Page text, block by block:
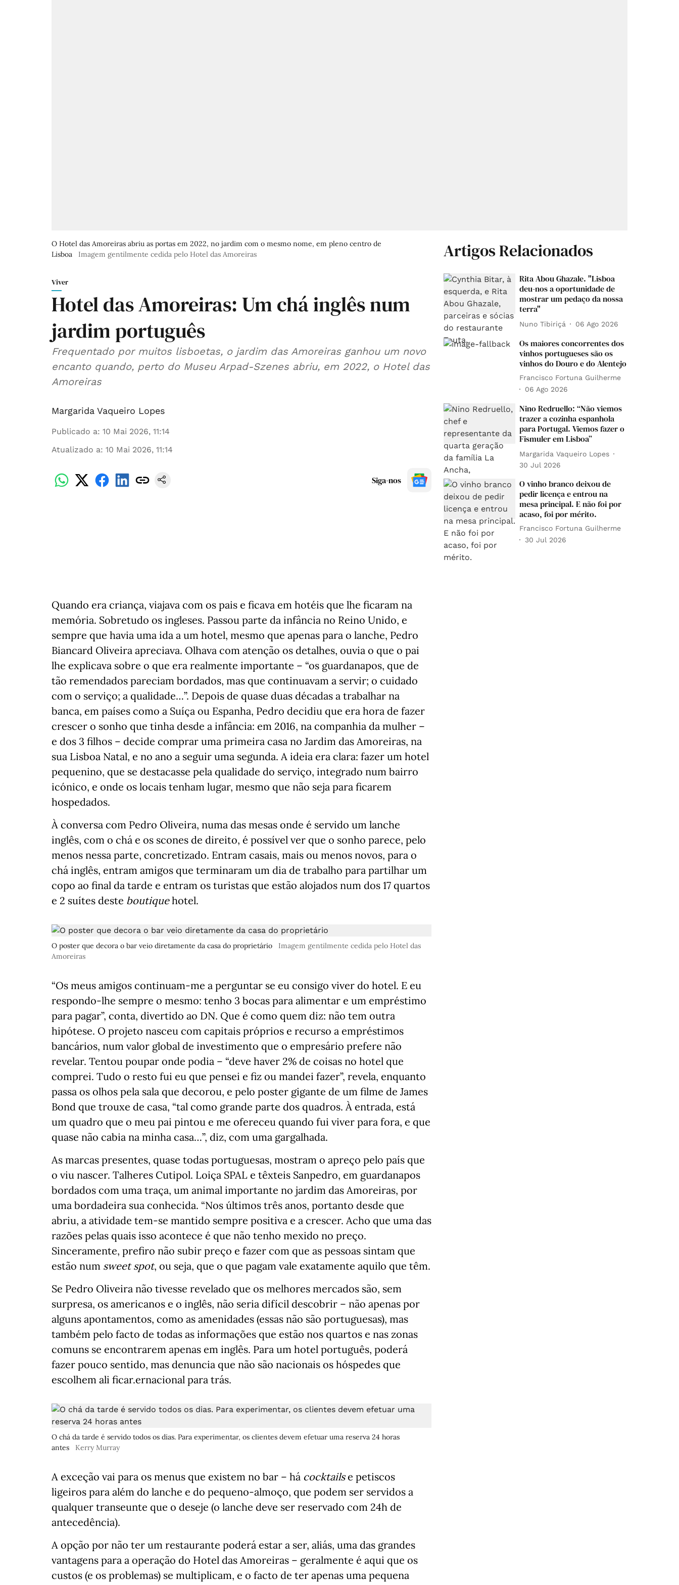
O Hotel das Amoreiras abriu as portas em 2022, no jardim com o mesmo nome, em pleno centro de
Lisboa
Imagem gentilmente cedida pelo Hotel das Amoreiras
Viver
Hotel das Amoreiras: Um chá inglês num
jardim português
Frequentado por muitos lisboetas, o jardim das Amoreiras ganhou um novo
encanto quando, perto do Museu Arpad-Szenes abriu, em 2022, o Hotel das
Amoreiras
Margarida Vaqueiro Lopes
Publicado a: 10 Mai 2026, 11:14
Atualizado a: 10 Mai 2026, 11:14
Siga-nos
Quando era criança, viajava com os pais e ficava em hotéis que lhe ficaram na
memória. Sobretudo os ingleses. Passou parte da infância no Reino Unido, e
sempre que havia uma ida a um hotel, mesmo que apenas para o lanche, Pedro
Biancard Oliveira apreciava. Olhava com atenção os detalhes, ouvia o que o pai
lhe explicava sobre o que era realmente importante – “os guardanapos, que de
tão remendados pareciam bordados, mas que continuavam a servir; o cuidado
com o serviço; a qualidade…”. Depois de quase duas décadas a trabalhar na
banca, em países como a Suíça ou Espanha, Pedro decidiu que era hora de fazer
crescer o sonho que tinha desde a infância: em 2016, na companhia da mulher –
e dos 3 filhos – decide comprar uma primeira casa no Jardim das Amoreiras, na
sua Lisboa Natal, e no ano a seguir uma segunda. A ideia era clara: fazer um hotel
pequenino, que se destacasse pela qualidade do serviço, integrado num bairro
icónico, e onde os locais tenham lugar, mesmo que não seja para ficarem
hospedados.
À conversa com Pedro Oliveira, numa das mesas onde é servido um lanche
inglês, com o chá e os scones de direito, é possível ver que o sonho parece, pelo
menos nessa parte, concretizado. Entram casais, mais ou menos novos, para o
chá inglês, entram amigos que terminaram um dia de trabalho para partilhar um
copo ao final da tarde e entram os turistas que estão alojados num dos 17 quartos
e 2 suítes deste boutiquehotel.
O poster que decora o bar veio diretamente da casa do proprietário
Imagem gentilmente cedida pelo Hotel das
Amoreiras
“Os meus amigos continuam-me a perguntar se eu consigo viver do hotel. E eu
respondo-lhe sempre o mesmo: tenho 3 bocas para alimentar e um empréstimo
para pagar”, conta, divertido ao DN. Que é como quem diz: não tem outra
hipótese. O projeto nasceu com capitais próprios e recurso a empréstimos
bancários, num valor global de investimento que o empresário prefere não
revelar. Tentou poupar onde podia – “deve haver 2% de coisas no hotel que
comprei. Tudo o resto fui eu que pensei e fiz ou mandei fazer”, revela, enquanto
passa os olhos pela sala que decorou, e pelo poster gigante de um filme de James
Bond que trouxe de casa, “tal como grande parte dos quadros. À entrada, está
um quadro que o meu pai pintou e me ofereceu quando fui viver para fora, e que
quase não cabia na minha casa…”, diz, com uma gargalhada.
As marcas presentes, quase todas portuguesas, mostram o apreço pelo país que
o viu nascer. Talheres Cutipol. Loiça SPAL e têxteis Sanpedro, em guardanapos
bordados com uma traça, um animal importante no jardim das Amoreiras, por
uma bordadeira sua conhecida. “Nos últimos três anos, portanto desde que
abriu, a atividade tem-se mantido sempre positiva e a crescer. Acho que uma das
razões pelas quais isso acontece é que não tenho mexido no preço.
Sinceramente, prefiro não subir preço e fazer com que as pessoas sintam que
estão num sweet spot, ou seja, que o que pagam vale exatamente aquilo que têm.
Se Pedro Oliveira não tivesse revelado que os melhores mercados são, sem
surpresa, os americanos e o inglês, não seria difícil descobrir – não apenas por
alguns apontamentos, como as amenidades (essas não são portuguesas), mas
também pelo facto de todas as informações que estão nos quartos e nas zonas
comuns se encontrarem apenas em inglês. Para um hotel português, poderá
fazer pouco sentido, mas denuncia que não são nacionais os hóspedes que
escolhem ali ficar.ernacional para trás.
O chá da tarde é servido todos os dias. Para experimentar, os clientes devem efetuar uma reserva 24 horas
antes
Kerry Murray
A exceção vai para os menus que existem no bar – há cocktailse petiscos
ligeiros para além do lanche e do pequeno-almoço, que podem ser servidos a
qualquer transeunte que o deseje (o lanche deve ser reservado com 24h de
antecedência).
A opção por não ter um restaurante poderá estar a ser, aliás, uma das grandes
vantagens para a operação do Hotel das Amoreiras – geralmente é aqui que os
custos (e os problemas) se multiplicam, e o facto de ter apenas uma pequena
Artigos Relacionados
Rita Abou Ghazale. "Lisboa
deu-nos a oportunidade de
mostrar um pedaço da nossa
terra"
Nuno Tibiriçá 06 Ago 2026
Os maiores concorrentes dos
vinhos portugueses são os
vinhos do Douro e do Alentejo
Francisco Fortuna Guilherme
06 Ago 2026
Nino Redruello: “Não viemos
trazer a cozinha espanhola
para Portugal. Viemos fazer o
Fismuler em Lisboa”
Margarida Vaqueiro Lopes
30 Jul 2026
O vinho branco deixou de
pedir licença e entrou na
mesa principal. E não foi por
acaso, foi por mérito.
Francisco Fortuna Guilherme
30 Jul 2026